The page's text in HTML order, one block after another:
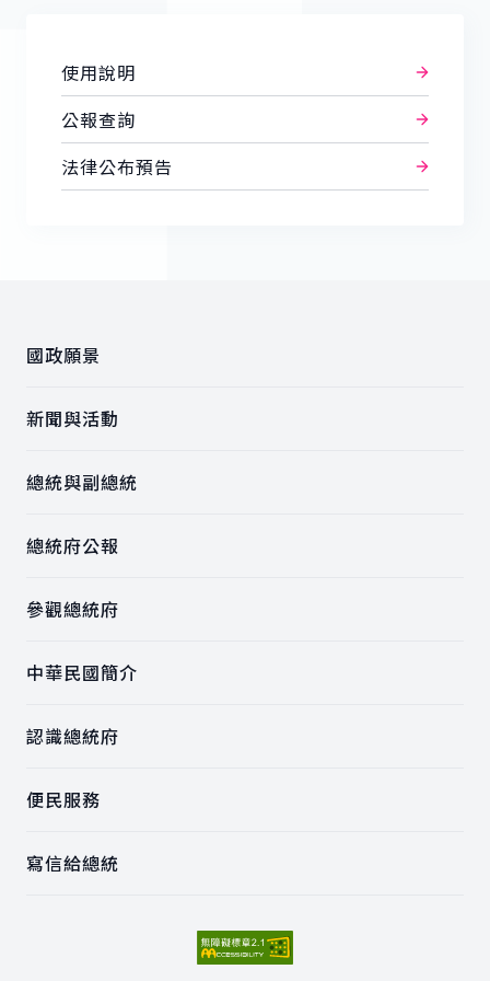
使用說明
公報查詢
法律公布預告
國政願景
新聞與活動
總統與副總統
總統府公報
參觀總統府
中華民國簡介
認識總統府
便民服務
寫信給總統